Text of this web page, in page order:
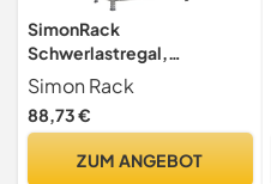
SimonRack
Schwerlastregal,
Lagerregal, 180x90x40
Metallregal, Kellerregal,
Biegestelle 100 kg, 5
Comfort
Simon Rack
88,73 €
ZUM ANGEBOT